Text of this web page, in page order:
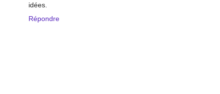
idées.
Répondre